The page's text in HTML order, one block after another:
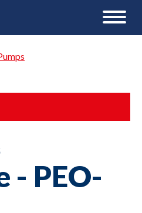
- PEO-